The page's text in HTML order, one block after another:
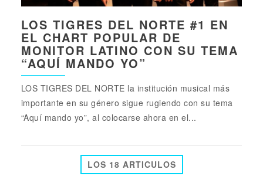
LOS TIGRES DEL NORTE #1 EN
EL CHART POPULAR DE
MONITOR LATINO CON SU TEMA
“AQUÍ MANDO YO”
LOS TIGRES DEL NORTE la institución musical más
importante en su género sigue rugiendo con su tema
“Aquí mando yo”, al colocarse ahora en el...
LOS 18 ARTICULOS